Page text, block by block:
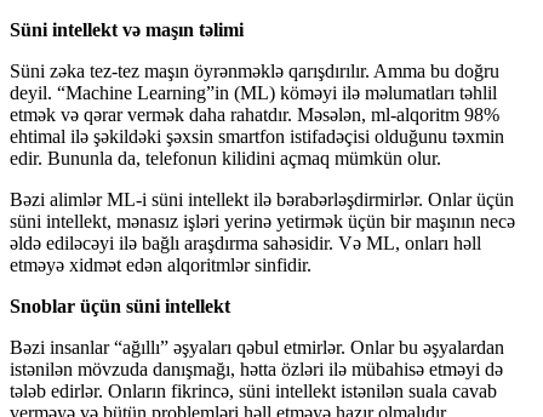
Süni intellekt və maşın təlimi
Süni zəka tez-tez maşın öyrənməklə qarışdırılır. Amma bu doğru
deyil. “Machine Learning”in (ML) köməyi ilə məlumatları təhlil
etmək və qərar vermək daha rahatdır. Məsələn, ml-alqoritm 98%
ehtimal ilə şəkildəki şəxsin smartfon istifadəçisi olduğunu təxmin
edir. Bununla da, telefonun kilidini açmaq mümkün olur.
Bəzi alimlər ML-i süni intellekt ilə bərabərləşdirmirlər. Onlar üçün
süni intellekt, mənasız işləri yerinə yetirmək üçün bir maşının necə
əldə ediləcəyi ilə bağlı araşdırma sahəsidir. Və ML, onları həll
etməyə xidmət edən alqoritmlər sinfidir.
Snoblar üçün süni intellekt
Bəzi insanlar “ağıllı” əşyaları qəbul etmirlər. Onlar bu əşyalardan
istənilən mövzuda danışmağı, hətta özləri ilə mübahisə etməyi də
tələb edirlər. Onların fikrincə, süni intellekt istənilən suala cavab
verməyə və bütün problemləri həll etməyə hazır olmalıdır.